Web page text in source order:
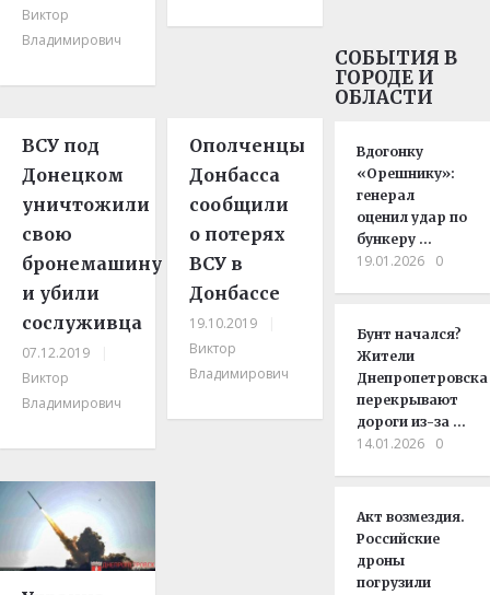
Виктор
Владимирович
ВСУ под
Донецком
уничтожили
свою
бронемашину
и убили
сослуживца
07.12.2019
Виктор
Владимирович
Ополченцы
Донбасса
сообщили
о потерях
ВСУ в
Донбассе
19.10.2019
Виктор
Владимирович
СОБЫТИЯ В
ГОРОДЕ И
ОБЛАСТИ
Вдогонку
«Орешнику»:
генерал
оценил удар по
бункеру …
19.01.2026 0
Бунт начался?
Жители
Днепропетровска
перекрывают
дороги из-за …
14.01.2026 0
Акт возмездия.
Российские
дроны
погрузили